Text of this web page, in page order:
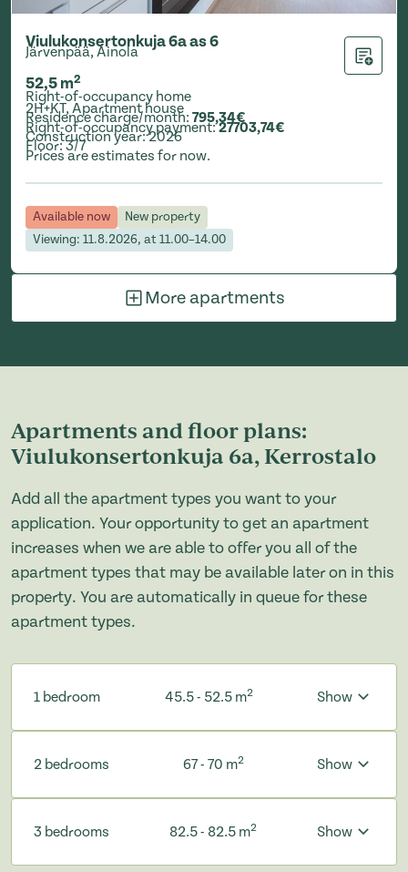
Viulukonsertonkuja 6a as 6
Järvenpää, Ainola
Add to
52,5m2
Right-of-occupancy home
2H+KT, Apartment house
Residence charge/month: 795,34€
Right-of-occupancy payment:27703,74€
Construction year:2026
Floor:3/7
Prices are estimates for now.
Available now
New property
Viewing: 11.8.2026, at 11.00–14.00
More apartments
Apartments and floor plans:
Viulukonsertonkuja 6a, Kerrostalo
Add all the apartment types you want to your
application. Your opportunity to get an apartment
increases when we are able to offer you all of the
apartment types that may be available later on in this
property. You are automatically in queue for these
apartment types.
1 bedroom 45.5 - 52.5 m2 Show
2 bedrooms 67 - 70 m2 Show
3 bedrooms 82.5 - 82.5 m2 Show